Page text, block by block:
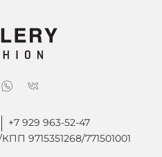
+7 929 963-52-47
9715351268/771501001